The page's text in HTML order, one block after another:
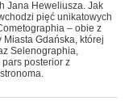
Jana Heweliusza. Jak
pięć unikatowych
– obie z
Gdańska, której
Selenographia,
posterior z